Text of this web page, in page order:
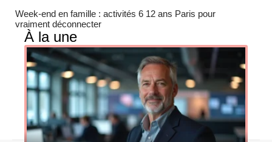
Week-end en famille : activités 6 12 ans Paris pour
vraiment déconnecter
À la une